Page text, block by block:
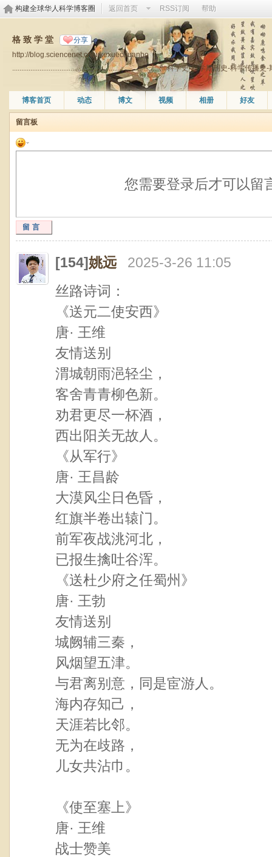
构建全球华人科学博客圈 返回首页 RSS订阅 帮助
格 致 学 堂 分享
http://blog.sciencenet.cn/u/kexuechuanbo
.................................................................................... 科学史-科学期刊史-科学传播史
博客首页 动态 博文 视频 相册 好友
留言板
您需要登录后才可以留
留言
[154]姚远
2025-3-26 11:05
丝路诗词：
《送元二使安西》
唐· 王维
友情送别
渭城朝雨浥轻尘，
客舍青青柳色新。
劝君更尽一杯酒，
西出阳关无故人。
《从军行》
唐· 王昌龄
大漠风尘日色昏，
红旗半卷出辕门。
前军夜战洮河北，
已报生擒吐谷浑。
《送杜少府之任蜀州》
唐· 王勃
友情送别
城阙辅三秦，
风烟望五津。
与君离别意，同是宦游人。
海内存知己，
天涯若比邻。
无为在歧路，
儿女共沾巾。
《使至塞上》
唐· 王维
战士赞美